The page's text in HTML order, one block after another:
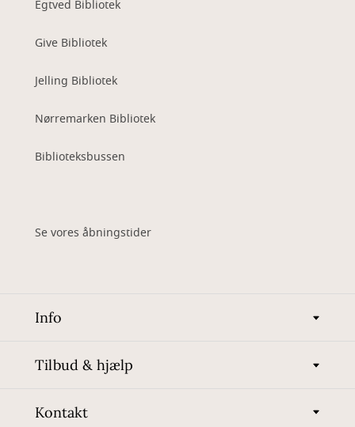
Egtved Bibliotek
Give Bibliotek
Jelling Bibliotek
Nørremarken Bibliotek
Biblioteksbussen
Se vores åbningstider
Info
Tilbud & hjælp
Kontakt